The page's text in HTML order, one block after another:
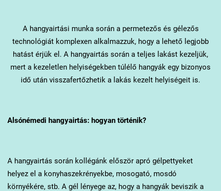
A hangyairtási munka során a permetezős és gélezős
technológiát komplexen alkalmazzuk, hogy a lehető legjobb
hatást érjük el. A hangyairtás során a teljes lakást kezeljük,
mert a kezeletlen helyiségekben túlélő hangyák egy bizonyos
idő után visszafertőzhetik a lakás kezelt helyiségeit is.
Alsónémedi hangyairtás: hogyan történik?
A hangyairtás során kollégánk először apró gélpettyeket
helyez el a konyhaszekrényekbe, mosogató, mosdó
környékére, stb. A gél lényege az, hogy a hangyák beviszik a